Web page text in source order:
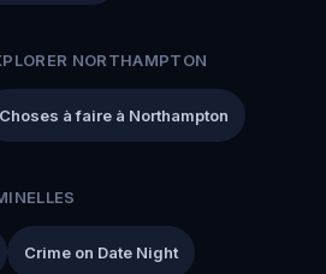
NORTHAMPTON
Choses à faire à Northampton
Crime on Date Night